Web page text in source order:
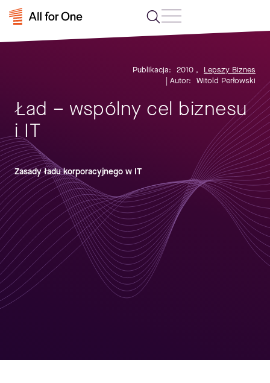
Publikacja: 2010 ,
Lepszy Biznes
| Autor: Witold Perłowski
Ład – wspólny cel biznesu
i IT
Zasady ładu korporacyjnego w IT